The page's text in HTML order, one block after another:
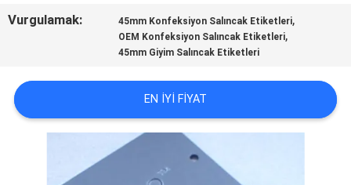
TEKLIF
SITE
HARITASI
Vurgulamak:
45mm Konfeksiyon Salıncak Etiketleri,
OEM Konfeksiyon Salıncak Etiketleri,
45mm Giyim Salıncak Etiketleri
EN IYI FIYAT